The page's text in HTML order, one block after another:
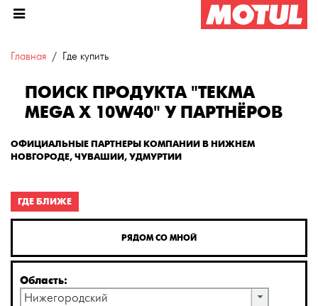
Главная Где купить
ПОИСК ПРОДУКТА "TEKMA
MEGA X 10W40" У ПАРТНЁРОВ
ОФИЦИАЛЬНЫЕ ПАРТНЕРЫ КОМПАНИИ В НИЖНЕМ
НОВГОРОДЕ, ЧУВАШИИ, УДМУРТИИ
ГДЕ БЛИЖЕ
РЯДОМ СО МНОЙ
Область:
Нижегородский